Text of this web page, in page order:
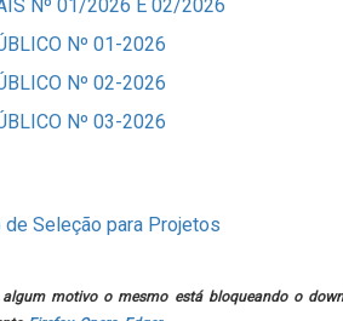
Nº 01/2026 E 02/2026
Nº 01-2026
Nº 02-2026
Nº 03-2026
Seleção para Projetos
algum motivo o mesmo está bloqueando o